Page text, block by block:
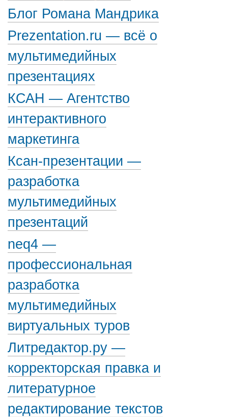
Блог Романа Мандрика
Prezentation.ru — всё о
мультимедийных
презентациях
КСАН — Агентство
интерактивного
маркетинга
Ксан-презентации —
разработка
мультимедийных
презентаций
neq4 —
профессиональная
разработка
мультимедийных
виртуальных туров
Литредактор.ру —
корректорская правка и
литературное
редактирование текстов